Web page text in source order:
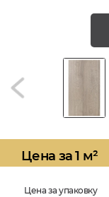
Цена за 1 м²
Цена за упаковку